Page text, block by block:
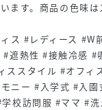
ます。商品の色味は
ス #レディース #W
遮熱性 #接触冷感 #
スタイル #オフィ
ニー #入学式 #入園
校訪問服 #ママ #洗